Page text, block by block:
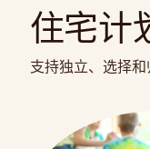
住宅计
支持独立、选择